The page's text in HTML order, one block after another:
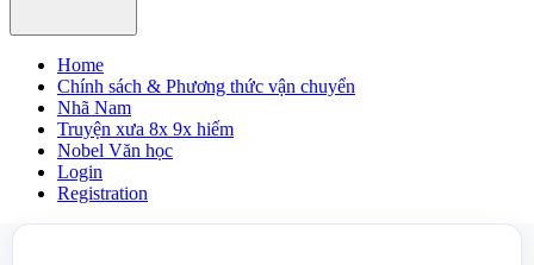
Home
Chính sách & Phương thức vận chuyển
Nhã Nam
Truyện xưa 8x 9x hiếm
Nobel Văn học
Login
Registration